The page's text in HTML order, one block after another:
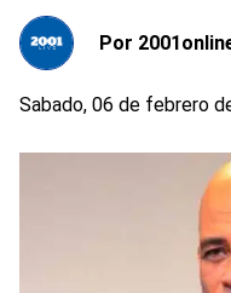
Por
Sabado, 06 de febrero